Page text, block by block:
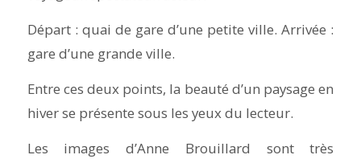
Départ : quai de gare d’une petite ville. Arrivée :
gare d’une grande ville.
Entre ces deux points, la beauté d’un paysage en
hiver se présente sous les yeux du lecteur.
Les images d’Anne Brouillard sont très